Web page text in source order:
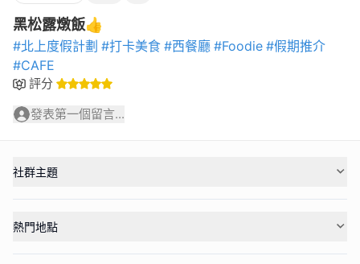
黑松露燉飯👍
#北上度假計劃 #打卡美食 #西餐廳 #Foodie #假期推介
#CAFE
評分
發表第一個留言...
社群主題
熱門地點